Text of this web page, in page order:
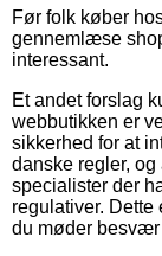
Før folk køber
gennemlæse
interessant.
Et andet forslag
webbutikken er
sikkerhed for at
danske regler,
specialister der
regulativer. Dette
du møder besvær